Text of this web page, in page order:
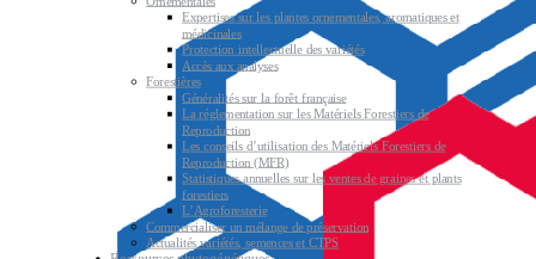
Expertises sur les plantes ornementales, aromatiques et
médicinales
Protection intellectuelle des variétés
Accès aux analyses
Forestières
Généralités sur la forêt française
La réglementation sur les Matériels Forestiers de
Reproduction
Les conseils d’utilisation des Matériels Forestiers de
Reproduction (MFR)
Statistiques annuelles sur les ventes de graines et plants
forestiers
L’Agroforesterie
Commercialiser un mélange de préservation
Actualités variétés, semences et CTPS